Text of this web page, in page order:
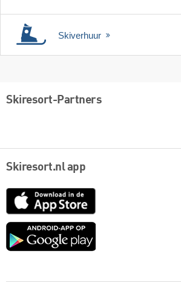
Skiverhuur
Skiresort-Partners
Skiresort.nl app
App
Google